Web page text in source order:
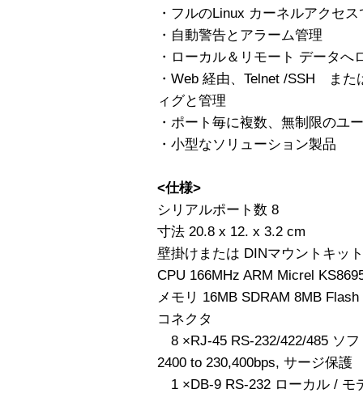
・フルのLinux カーネルアクセ
・自動警告とアラーム管理
・ローカル＆リモート データへ
・Web 経由、Telnet /SSH ま
ィグと管理
・ポート毎に複数、無制限のユ
・小型なソリューション製品
<仕様>
シリアルポート数 8
寸法 20.8 x 12. x 3.2 cm
壁掛けまたは DINマウントキット
CPU 166MHz ARM Micrel
メモリ 16MB SDRAM 8MB Flash
コネクタ
8 ×RJ-45 RS-232/422/485 ソ
2400 to 230,400bps, サージ保護
1 ×DB-9 RS-232 ローカル / モ